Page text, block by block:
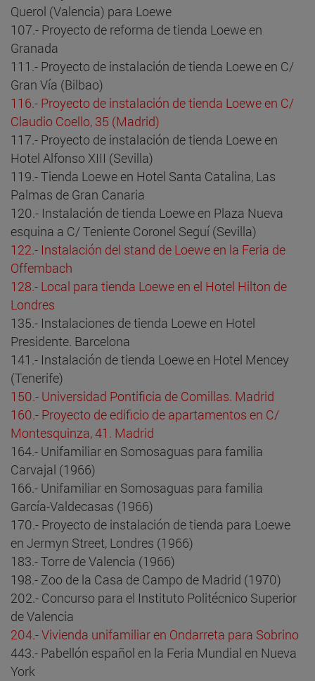
Querol (Valencia) para Loewe
107.- Proyecto de reforma de tienda Loewe en
Granada
111.- Proyecto de instalación de tienda Loewe en C/
Gran Vía (Bilbao)
116.- Proyecto de instalación de tienda Loewe en C/
Claudio Coello, 35 (Madrid)
117.- Proyecto de instalación de tienda Loewe en
Hotel Alfonso XIII (Sevilla)
119.- Tienda Loewe en Hotel Santa Catalina, Las
Palmas de Gran Canaria
120.- Instalación de tienda Loewe en Plaza Nueva
esquina a C/ Teniente Coronel Seguí (Sevilla)
122.- Instalación del stand de Loewe en la Feria de
Offembach
128.- Local para tienda Loewe en el Hotel Hilton de
Londres
135.- Instalaciones de tienda Loewe en Hotel
Presidente. Barcelona
141.- Instalación de tienda Loewe en Hotel Mencey
(Tenerife)
150.- Universidad Pontificia de Comillas. Madrid
160.- Proyecto de edificio de apartamentos en C/
Montesquinza, 41. Madrid
164.- Unifamiliar en Somosaguas para familia
Carvajal (1966)
166.- Unifamiliar en Somosaguas para familia
García-Valdecasas (1966)
170.- Proyecto de instalación de tienda para Loewe
en Jermyn Street, Londres (1966)
183.- Torre de Valencia (1966)
198.- Zoo de la Casa de Campo de Madrid (1970)
202.- Concurso para el Instituto Politécnico Superior
de Valencia
204.- Vivienda unifamiliar en Ondarreta para Sobrino
443.- Pabellón español en la Feria Mundial en Nueva
York